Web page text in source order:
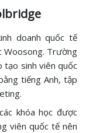
doanh quốc tế
Woosong. Trường
tạo sinh viên quốc
tiếng Anh, tập
khóa học được
viên quốc tế nên